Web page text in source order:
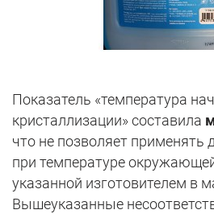
Показатель «температура
кристаллизации» составила
что не позволяет
при температуре
указанной изготовителем в
Вышеуказанные